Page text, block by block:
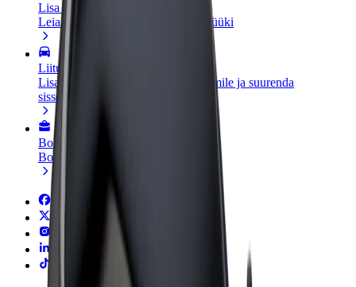
Lisa restoran või pood
Leia rohkem kliente ja suurenda müüki
Liitu sõidukipargi omanikuna
Lisa oma sõidukipark Bolti platvormile ja suurenda
sissetulekut
Bolt for Business
Bolti teenused sinu ettevõttele